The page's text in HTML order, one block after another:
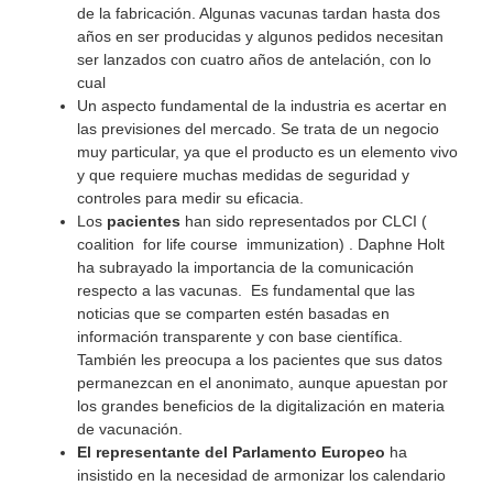
de la fabricación. Algunas vacunas tardan hasta dos
años en ser producidas y algunos pedidos necesitan
ser lanzados con cuatro años de antelación, con lo
cual
Un aspecto fundamental de la industria es acertar en
las previsiones del mercado. Se trata de un negocio
muy particular, ya que el producto es un elemento vivo
y que requiere muchas medidas de seguridad y
controles para medir su eficacia.
Los pacientes han sido representados por CLCI (
coalition for life course immunization) . Daphne Holt
ha subrayado la importancia de la comunicación
respecto a las vacunas. Es fundamental que las
noticias que se comparten estén basadas en
información transparente y con base científica.
También les preocupa a los pacientes que sus datos
permanezcan en el anonimato, aunque apuestan por
los grandes beneficios de la digitalización en materia
de vacunación.
El representante del Parlamento Europeo ha
insistido en la necesidad de armonizar los calendario